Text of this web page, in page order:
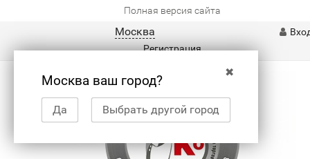
Полная версия сайта
Москва
✖
Москва ваш город?
Да Выбрать другой город
Регистрация